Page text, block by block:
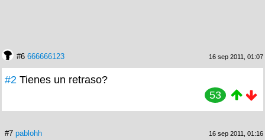
#6 666666123 16 sep 2011, 01:07
#2 Tienes un retraso?
53
#7 pablohh 16 sep 2011, 01:16